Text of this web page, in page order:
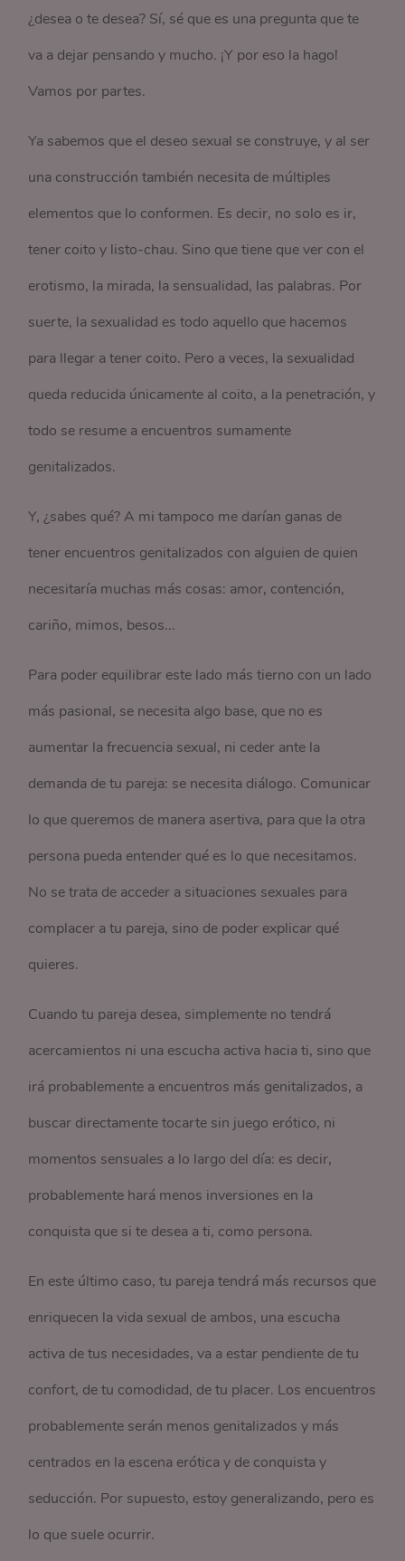
¿desea o te desea? Sí, sé que es una pregunta que te
va a dejar pensando y mucho. ¡Y por eso la hago!
Vamos por partes.
Ya sabemos que el deseo sexual se construye, y al ser
una construcción también necesita de múltiples
elementos que lo conformen. Es decir, no solo es ir,
tener coito y listo-chau. Sino que tiene que ver con el
erotismo, la mirada, la sensualidad, las palabras. Por
suerte, la sexualidad es todo aquello que hacemos
para llegar a tener coito. Pero a veces, la sexualidad
queda reducida únicamente al coito, a la penetración, y
todo se resume a encuentros sumamente
genitalizados.
Y, ¿sabes qué? A mi tampoco me darían ganas de
tener encuentros genitalizados con alguien de quien
necesitaría muchas más cosas: amor, contención,
cariño, mimos, besos...
Para poder equilibrar este lado más tierno con un lado
más pasional, se necesita algo base, que no es
aumentar la frecuencia sexual, ni ceder ante la
demanda de tu pareja: se necesita diálogo. Comunicar
lo que queremos de manera asertiva, para que la otra
persona pueda entender qué es lo que necesitamos.
No se trata de acceder a situaciones sexuales para
complacer a tu pareja, sino de poder explicar qué
quieres.
Cuando tu pareja desea, simplemente no tendrá
acercamientos ni una escucha activa hacia ti, sino que
irá probablemente a encuentros más genitalizados, a
buscar directamente tocarte sin juego erótico, ni
momentos sensuales a lo largo del día: es decir,
probablemente hará menos inversiones en la
conquista que si te desea a ti, como persona.
En este último caso, tu pareja tendrá más recursos que
enriquecen la vida sexual de ambos, una escucha
activa de tus necesidades, va a estar pendiente de tu
confort, de tu comodidad, de tu placer. Los encuentros
probablemente serán menos genitalizados y más
centrados en la escena erótica y de conquista y
seducción. Por supuesto, estoy generalizando, pero es
lo que suele ocurrir.